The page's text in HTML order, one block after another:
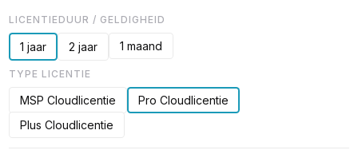
LICENTIEDUUR / GELDIGHEID
1 jaar 2 jaar 1 maand
TYPE LICENTIE
MSP Cloudlicentie
Pro Cloudlicentie
Plus Cloudlicentie